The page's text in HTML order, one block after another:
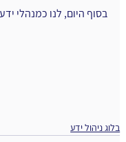
בסוף היום, לנו כמנהלי
בלוג ניהול ידע